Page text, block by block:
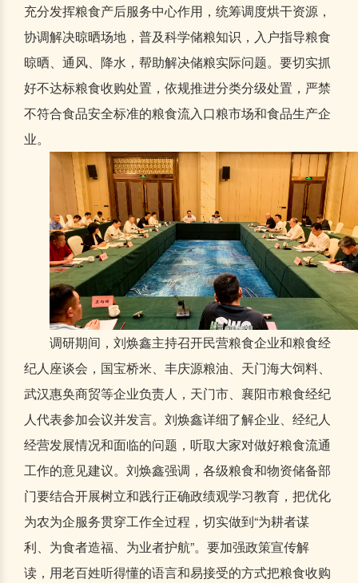
充分发挥粮食产后服务中心作用，统筹调度烘干资源，
协调解决晾晒场地，普及科学储粮知识，入户指导粮食
晾晒、通风、降水，帮助解决储粮实际问题。要切实抓
好不达标粮食收购处置，依规推进分类分级处置，严禁
不符合食品安全标准的粮食流入口粮市场和食品生产企
业。
调研期间，刘焕鑫主持召开民营粮食企业和粮食经
纪人座谈会，国宝桥米、丰庆源粮油、天门海大饲料、
武汉惠奂商贸等企业负责人，天门市、襄阳市粮食经纪
人代表参加会议并发言。刘焕鑫详细了解企业、经纪人
经营发展情况和面临的问题，听取大家对做好粮食流通
工作的意见建议。刘焕鑫强调，各级粮食和物资储备部
门要结合开展树立和践行正确政绩观学习教育，把优化
为农为企服务贯穿工作全过程，切实做到“为耕者谋
利、为食者造福、为业者护航”。要加强政策宣传解
读，用老百姓听得懂的语言和易接受的方式把粮食收购